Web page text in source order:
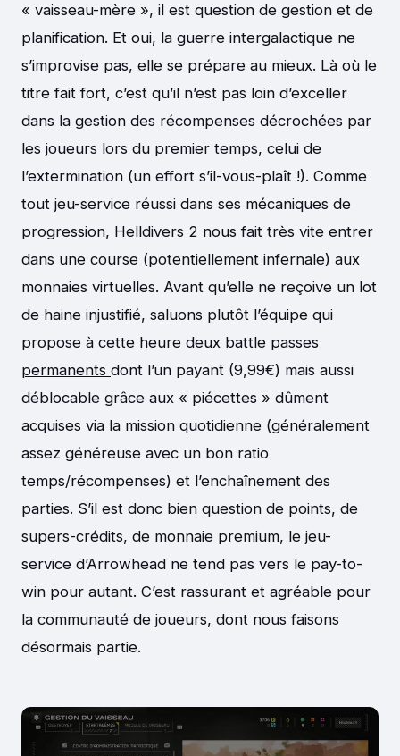
« vaisseau-mère », il est question de gestion et de
planification. Et oui, la guerre intergalactique ne
s’improvise pas, elle se prépare au mieux. Là où le
titre fait fort, c’est qu’il n’est pas loin d’exceller
dans la gestion des récompenses décrochées par
les joueurs lors du premier temps, celui de
l’extermination (un effort s’il-vous-plaît !). Comme
tout jeu-service réussi dans ses mécaniques de
progression, Helldivers 2 nous fait très vite entrer
dans une course (potentiellement infernale) aux
monnaies virtuelles. Avant qu’elle ne reçoive un lot
de haine injustifié, saluons plutôt l’équipe qui
propose à cette heure deux battle passes
permanents dont l’un payant (9,99€) mais aussi
déblocable grâce aux « piécettes » dûment
acquises via la mission quotidienne (généralement
assez généreuse avec un bon ratio
temps/récompenses) et l’enchaînement des
parties. S’il est donc bien question de points, de
supers-crédits, de monnaie premium, le jeu-
service d’Arrowhead ne tend pas vers le pay-to-
win pour autant. C’est rassurant et agréable pour
la communauté de joueurs, dont nous faisons
désormais partie.